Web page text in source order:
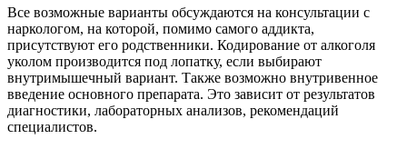
Все возможные варианты обсуждаются на консультации с
наркологом, на которой, помимо самого аддикта,
присутствуют его родственники. Кодирование от алкоголя
уколом производится под лопатку, если выбирают
внутримышечный вариант. Также возможно внутривенное
введение основного препарата. Это зависит от результатов
диагностики, лабораторных анализов, рекомендаций
специалистов.